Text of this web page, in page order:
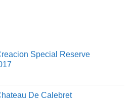
Special Reserve
De Calebret